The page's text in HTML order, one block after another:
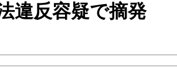
違反容疑で摘発